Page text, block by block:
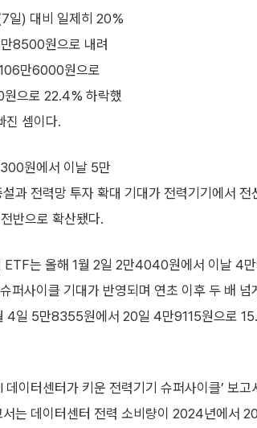
일) 대비 일제히 20%
8500원으로 내려
만6000원으로
으로 22.4% 하락했
진 셈이다.
원에서 이날 5만
과 전력망 투자 확대 기대가 전력기기에서 전
반으로 확산됐다.
는 올해 1월 2일 2만4040원에서 이날 4
사이클 기대가 반영되며 연초 이후 두 배 넘
4일 5만8355원에서 20일 4만9115원으로
이터센터가 키운 전력기기 슈퍼사이클’ 보고
는 데이터센터 전력 소비량이 2024년에서